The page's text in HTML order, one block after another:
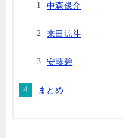
中森俊介
来田涼斗
安藤碧
まとめ